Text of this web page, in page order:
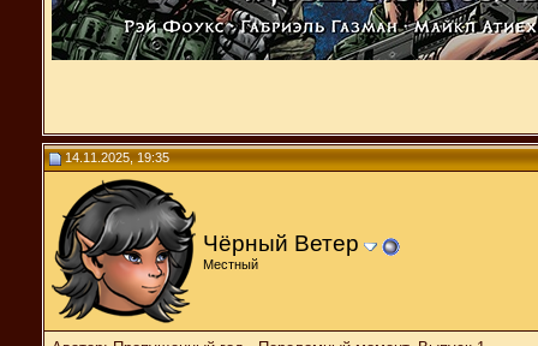
14.11.2025, 19:35
Чёрный Ветер
Местный